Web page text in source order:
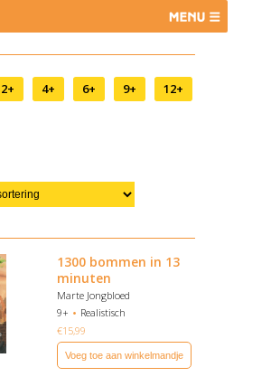
2+ 4+ 6+ 9+
12+
1300 bommen in 13
minuten
Marte Jongbloed
9+
Realistisch
€15,99
Voeg toe aan winkelmandje